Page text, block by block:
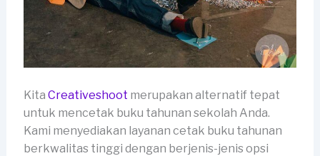
Kita Creativeshoot merupakan alternatif tepat
untuk mencetak buku tahunan sekolah Anda.
Kami menyediakan layanan cetak buku tahunan
berkwalitas tinggi dengan berjenis-jenis opsi